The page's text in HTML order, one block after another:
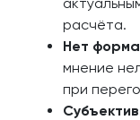
расчёта.
Нет
мнение
при